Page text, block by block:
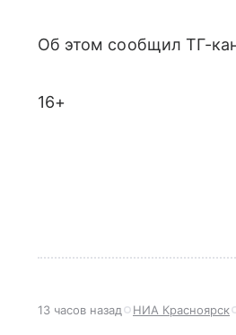
Об этом сообщил ТГ-
16+
13 часов назад НИА Красноярск